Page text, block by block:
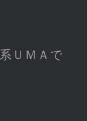
ＵＭＡで